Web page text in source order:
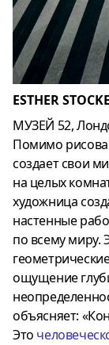
ESTHER
МУЗЕЙ 52,
Помимо
создает свои
на целых
художница
настенные
по всему миру.
ощущение
объясняет:
Это